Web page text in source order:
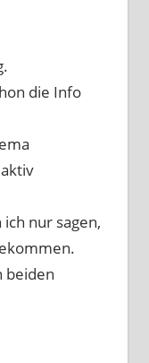
die Info
nur sagen,
beiden